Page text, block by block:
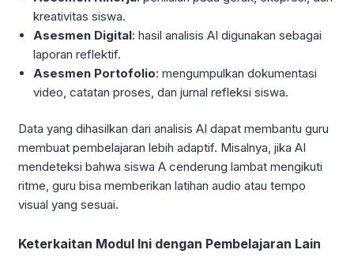
kreativitas siswa.
Asesmen Digital: hasil analisis AI digunakan sebagai
laporan reflektif.
Asesmen Portofolio: mengumpulkan dokumentasi
video, catatan proses, dan jurnal refleksi siswa.
Data yang dihasilkan dari analisis AI dapat membantu guru
membuat pembelajaran lebih adaptif. Misalnya, jika AI
mendeteksi bahwa siswa A cenderung lambat mengikuti
ritme, guru bisa memberikan latihan audio atau tempo
visual yang sesuai.
Keterkaitan Modul Ini dengan Pembelajaran Lain